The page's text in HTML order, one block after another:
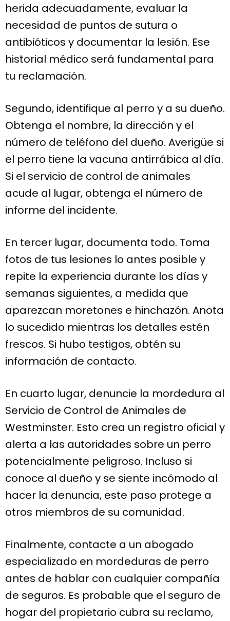
herida adecuadamente, evaluar la
necesidad de puntos de sutura o
antibióticos y documentar la lesión. Ese
historial médico será fundamental para
tu reclamación.
Segundo, identifique al perro y a su dueño.
Obtenga el nombre, la dirección y el
número de teléfono del dueño. Averigüe si
el perro tiene la vacuna antirrábica al día.
Si el servicio de control de animales
acude al lugar, obtenga el número de
informe del incidente.
En tercer lugar, documenta todo. Toma
fotos de tus lesiones lo antes posible y
repite la experiencia durante los días y
semanas siguientes, a medida que
aparezcan moretones e hinchazón. Anota
lo sucedido mientras los detalles estén
frescos. Si hubo testigos, obtén su
información de contacto.
En cuarto lugar, denuncie la mordedura al
Servicio de Control de Animales de
Westminster. Esto crea un registro oficial y
alerta a las autoridades sobre un perro
potencialmente peligroso. Incluso si
conoce al dueño y se siente incómodo al
hacer la denuncia, este paso protege a
otros miembros de su comunidad.
Finalmente, contacte a un abogado
especializado en mordeduras de perro
antes de hablar con cualquier compañía
de seguros. Es probable que el seguro de
hogar del propietario cubra su reclamo,